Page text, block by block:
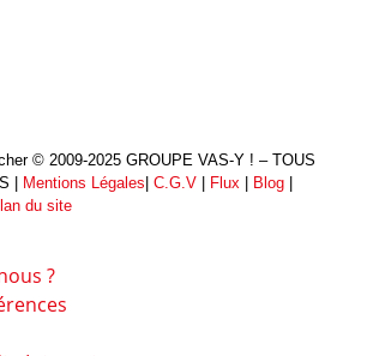
© 2009-2025 GROUPE VAS-Y ! – TOUS
|
Mentions Légales C.G.V Flux Blog
du site
?